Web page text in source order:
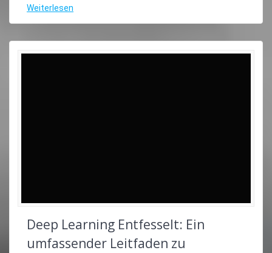
Weiterlesen
Deep Learning Entfesselt: Ein
umfassender Leitfaden zu